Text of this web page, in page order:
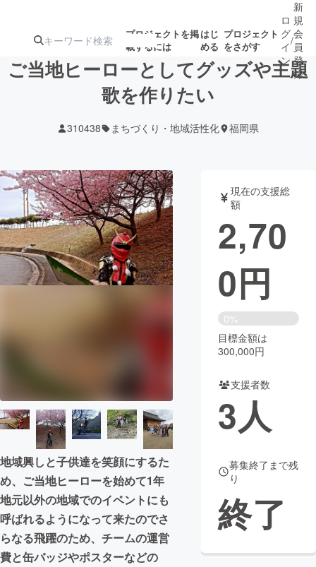
プロジェクトを掲
載するには
はじ
める
プロジェクト
をさがす
ターン
ジェクト
募集終了が近いプ
ロジェクト
されます
アート・写真 音楽
テクノロジー・ガジェット ゲーム・サ
映像・映画 書籍・雑誌
チャレンジ
CAMPFIRE Creation
CAMPFIREふるさと納税machi-ya コミュニティ
ロ
グ
イ
ン
/
新
規
会
員
登
録
ご当地ヒーローとしてグッズや主題
歌を作りたい
310438 まちづくり・地域活性化 福岡県
地域興しと子供達を笑顔にするた
め、ご当地ヒーローを始めて1年
地元以外の地域でのイベントにも
呼ばれるようになって来たのでさ
らなる飛躍のため、チームの運営
費と缶バッジやポスターなどの
現在の支援総
額
2,70
0円
0%
目標金額は
300,000円
支援者数
3人
募集終了まで残
り
終了